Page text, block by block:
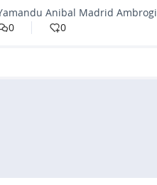
Anibal Madrid Ambrogi
0
0